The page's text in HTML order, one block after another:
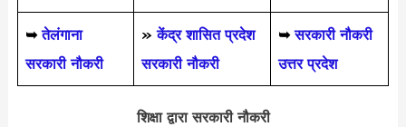
➥तेलंगाना
सरकारी नौकरी
»केंद्र शासित प्रदेश
सरकारी नौकरी
➥ सरकारी नौकरी
उत्तर प्रदेश
शिक्षा द्वारा सरकारी नौकरी